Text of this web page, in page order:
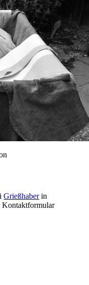
Grießhaberin
Kontaktformular